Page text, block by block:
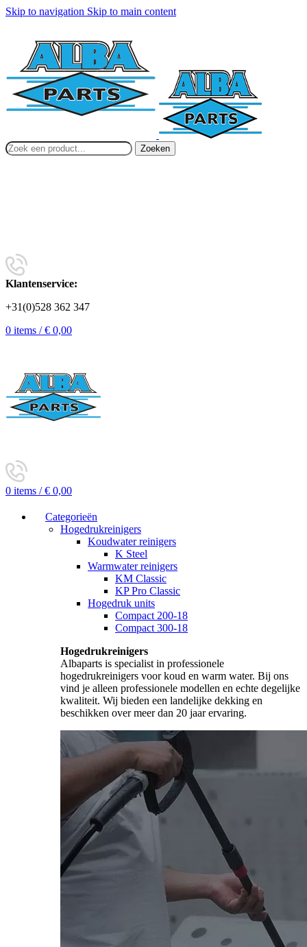
Skip to navigation Skip to main content
Zoeken
Klantenservice:
+31(0)528 362 347
0 items / € 0,00
0 items / € 0,00
Categorieën
Hogedrukreinigers
Koudwater reinigers
K Steel
Warmwater reinigers
KM Classic
KP Pro Classic
Hogedruk units
Compact 200-18
Compact 300-18
Hogedrukreinigers
Albaparts is specialist in professionele
hogedrukreinigers voor koud en warm water. Bij ons
vind je alleen professionele modellen en echte degelijke
kwaliteit. Wij bieden een landelijke dekking en
beschikken over meer dan 20 jaar ervaring.